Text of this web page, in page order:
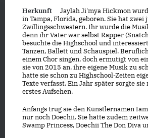
Herkunft
Jaylah Ji'mya Hickmon
in Tampa, Florida, geboren. Sie hat zwei
Zwillingsschwestern. Ihr wurde die
denn ihr Vater war selbst Rapper
besuchte die Highschool und
Tanzen, Ballett und Schauspiel.
einem Chor singen, doch ermutigt von
sie von 2015 an, ihre eigene Musik zu
hatte sie schon zu Highschool-Zeiten
Texte verfasst. Ein Jahr später sorgte
erstes Aufsehen.
Anfangs trug sie den Künstlernamen
nur noch Doechii. Sie hatte zudem
Swamp Princess, Doechii The Don Diva